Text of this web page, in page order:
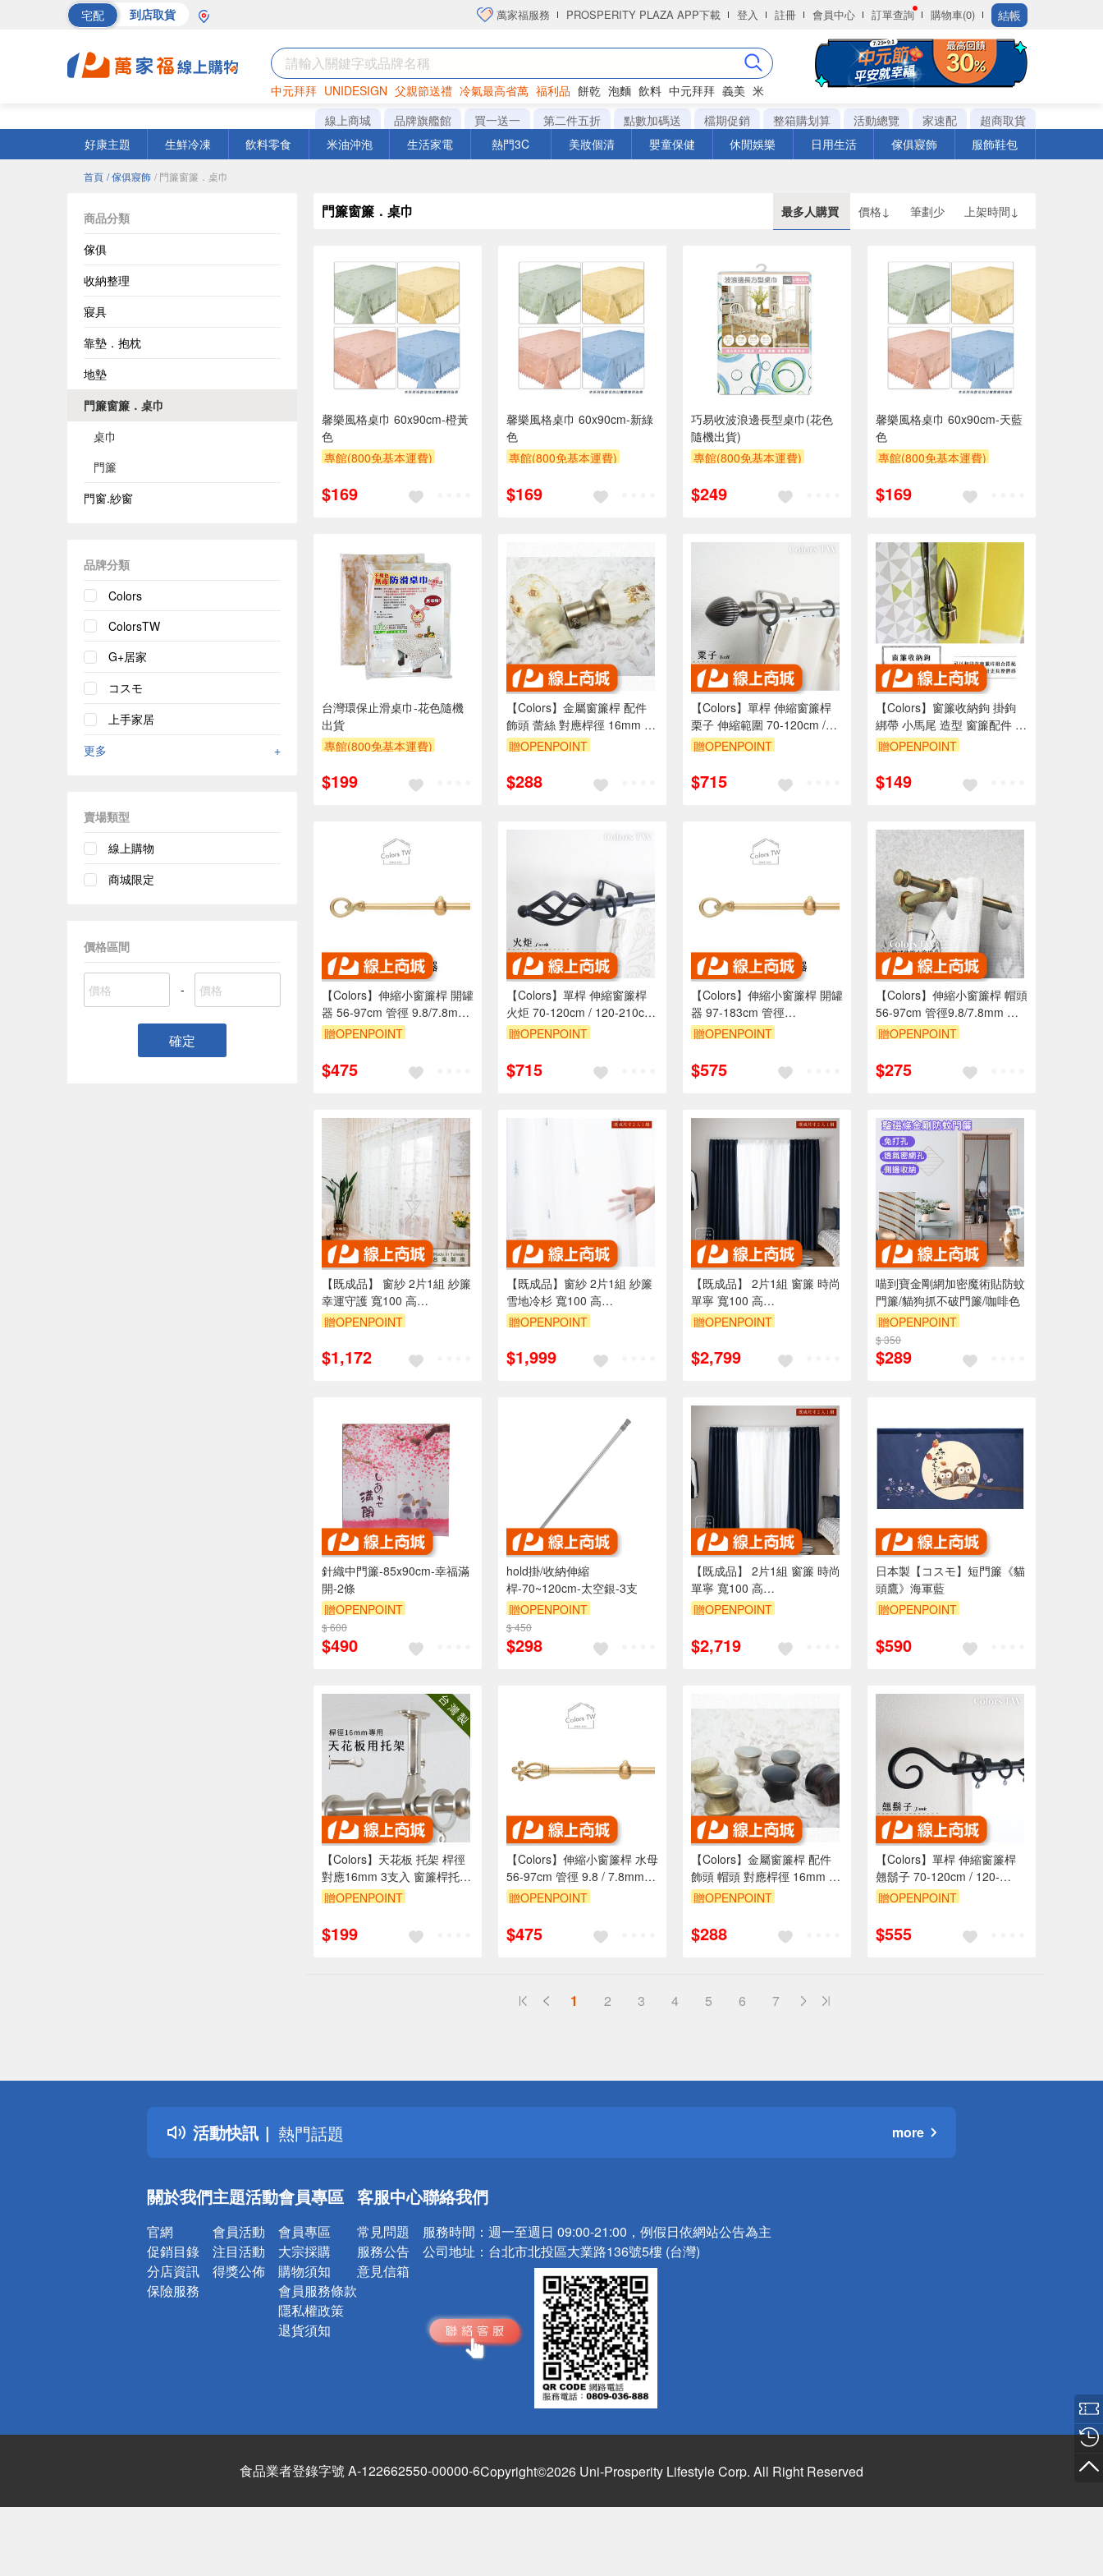
宅配 到店取貨 萬家福服務 PROSPERITY PLAZA APP下載 登入 註冊 會員中心 訂單查詢 購物車(0) 結帳
中元拜拜 UNIDESIGN 父親節送禮 冷氣最高省萬 福利品 餅乾 泡麵 飲料 中元拜拜 義美 米
罐頭 海苔 洋芋片
線上商城 品牌旗艦館 買一送一 第二件五折 點數加碼送 檔期促銷 整箱購划算 活動總覽 家速配
超商取貨
好康主題
生鮮冷凍 飲料零食 米油沖泡 生活家電 熱門3C 美妝個清 嬰童保健 休閒娛樂 日用生活 傢俱寢飾 服飾鞋包
首頁 / 傢俱寢飾 / 門簾窗簾．桌巾
商品分類
傢俱
收納整理
寢具
靠墊．抱枕
地墊
門簾窗簾．桌巾
桌巾
門簾
門窗.紗窗
品牌分類
Colors
ColorsTW
G+居家
コスモ
上手家居
更多
+
賣場類型
線上購物
商城限定
價格區間
-
確定
門簾窗簾．桌巾 最多人購買 價格↓ 筆劃少 上架時間↓
馨樂風格桌巾 60x90cm-橙黃
色
專館(800免基本運費)
$169
馨樂風格桌巾 60x90cm-新綠
色
專館(800免基本運費)
$169
巧易收波浪邊長型桌巾(花色
隨機出貨)
專館(800免基本運費)
$249
馨樂風格桌巾 60x90cm-天藍
色
專館(800免基本運費)
$169
台灣環保止滑桌巾-花色隨機
出貨
專館(800免基本運費)
$199
【Colors】金屬窗簾桿 配件
飾頭 蕾絲 對應桿徑 16mm 1
組2入 古典系列 DIY 裝飾
贈OPENPOINT
$288
【Colors】單桿 伸縮窗簾桿
栗子 伸縮範圍 70-120cm /
120-210cm 古典系列 金屬桿
贈OPENPOINT
$715
【Colors】窗簾收納鉤 掛鉤
綁帶 小馬尾 造型 窗簾配件 居
家 收納 窗框 掛飾 可掛衣服
贈OPENPOINT
$149
【Colors】伸縮小窗簾桿 開罐
器 56-97cm 管徑 9.8/7.8mm
伸縮桿 歐式 復古風格 小窗桿
贈OPENPOINT
$475
【Colors】單桿 伸縮窗簾桿
火炬 70-120cm / 120-210cm
古典系列 門簾
贈OPENPOINT
$715
【Colors】伸縮小窗簾桿 開罐
器 97-183cm 管徑
9.8/7.8mm 伸縮桿 歐式 復古
贈OPENPOINT
$575
【Colors】伸縮小窗簾桿 帽頭
56-97cm 管徑9.8/7.8mm 伸
縮桿 歐式 復古風格 小窗桿 門
贈OPENPOINT
$275
【既成品】 窗紗 2片1組 紗簾
幸運守護 寬100 高
163/208/238cm 台灣製 可水
贈OPENPOINT
$1,172
【既成品】窗紗 2片1組 紗簾
雪地冷杉 寬100 高
163/208/238cm 台灣製 刺繡
贈OPENPOINT
$1,999
【既成品】 2片1組 窗簾 時尚
單寧 寬100 高
165/210/240cm 台灣製 素色
贈OPENPOINT
$2,799
喵到寶金剛網加密魔術貼防蚊
門簾/貓狗抓不破門簾/咖啡色
贈OPENPOINT
$ 350
$289
針織中門簾-85x90cm-幸福滿
開-2條
贈OPENPOINT
$ 600
$490
hold掛/收納伸縮
桿-70~120cm-太空銀-3支
贈OPENPOINT
$ 450
$298
【既成品】 2片1組 窗簾 時尚
單寧 寬100 高
165/210/240cm 台灣製 素色
贈OPENPOINT
$2,719
日本製【コスモ】短門簾《貓
頭鷹》海軍藍
贈OPENPOINT
$590
【Colors】天花板 托架 桿徑
對應16mm 3支入 窗簾桿托架
垂掛 吊掛 金屬架 支撐架 台灣
贈OPENPOINT
$199
【Colors】伸縮小窗簾桿 水母
56-97cm 管徑 9.8 / 7.8mm
伸縮桿 歐式 復古風格 小窗桿
贈OPENPOINT
$475
【Colors】金屬窗簾桿 配件
飾頭 帽頭 對應桿徑 16mm 1
組2入 古典系列 DIY 裝飾
贈OPENPOINT
$288
【Colors】單桿 伸縮窗簾桿
翹鬍子 70-120cm / 120-
210cm 古典系列
贈OPENPOINT
$555
1 2 3 4 5 6 7
活動快訊
詐騙網頁！請小心！
得獎公告
熱門話題
銀行優惠
詐騙網頁！請小心！
more
關於我們
官網
促銷目錄
分店資訊
保險服務
主題活動
會員活動
注目活動
得獎公佈
會員專區
會員專區
大宗採購
購物須知
會員服務條款
隱私權政策
退貨須知
客服中心
常見問題
服務公告
意見信箱
聯絡我們
服務時間： 週一至週日 09:00-21:00，例假日依網站公告為主
公司地址： 台北市北投區大業路136號5樓 (台灣)
食品業者登錄字號 A-122662550-00000-6Copyright©2026 Uni-Prosperity Lifestyle Corp. All Right Reserved